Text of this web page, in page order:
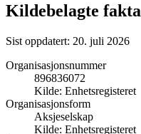
Kildebelagte fakta
Sist oppdatert: 20. juli 2026
Organisasjonsnummer
896836072
Kilde: Enhetsregisteret
Organisasjonsform
Aksjeselskap
Kilde: Enhetsregisteret